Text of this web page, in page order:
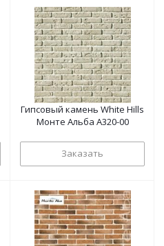
Гипсовый камень White Hills
Монте Альба А320-00
Заказать